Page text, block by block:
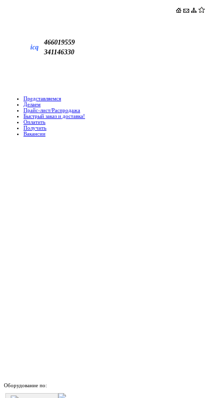
icq
466019559
341146330
Представляемся
Делаем
Прайс-лист/Распродажа
Быстрый заказ и доставка!
Оплатить
Получить
Вакансии
Оборудование по: